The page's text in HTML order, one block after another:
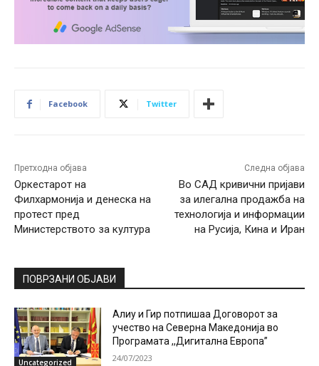
Facebook Twitter
Претходна објава
Оркестарот на
Филхармонија и денеска на
протест пред
Министерството за култура
Следна објава
Во САД кривични пријави
за илегална продажба на
технологија и информации
на Русија, Кина и Иран
ПОВРЗАНИ ОБЈАВИ
Uncategorized
Алиу и Гир потпишаа Договорот за
учество на Северна Македонија во
Програмата ,,Дигитална Европа”
24/07/2023